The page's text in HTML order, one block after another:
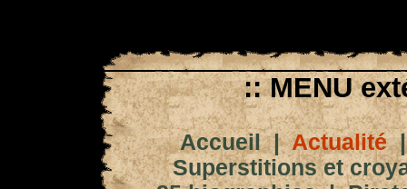
:: MENU
Accueil|Actualité
Superstitions et